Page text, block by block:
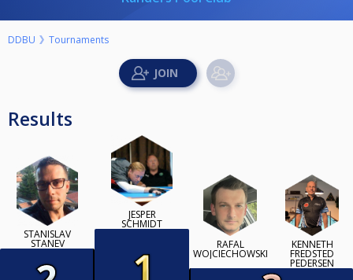
DDBU Tournaments
Results
STANISLAV
STANEV
JESPER
SCHMIDT
RAFAL
WOJCIECHOWSKI
KENNETH
FREDSTED
PEDERSEN